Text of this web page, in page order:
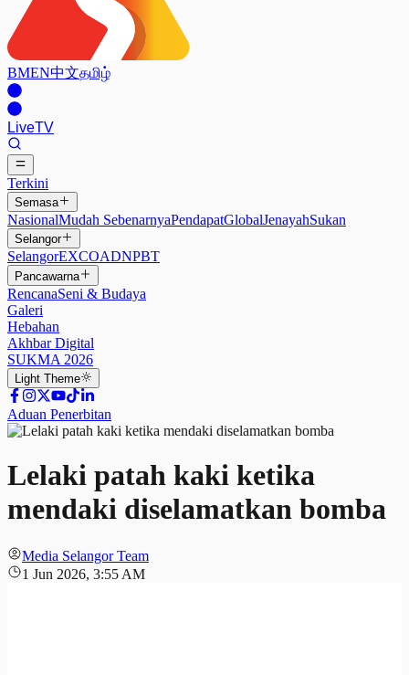
BMEN中文தமிழ்
LiveTV
Terkini
Semasa
NasionalMudah SebenarnyaPendapatGlobalJenayahSukan
Selangor
SelangorEXCOADNPBT
Pancawarna
RencanaSeni & Budaya
Galeri
Hebahan
Akhbar Digital
SUKMA 2026
Light Theme
Aduan Penerbitan
Lelaki patah kaki ketika
mendaki diselamatkan bomba
Media Selangor Team
1 Jun 2026, 3:55 AM